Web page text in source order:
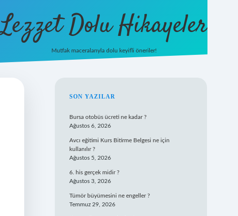
Lezzet Dolu Hikayeler
Mutfak maceralarıyla dolu keyifli öneriler!
SIDEBAR
SON YAZILAR
Bursa otobüs ücreti ne kadar ?
Ağustos 6, 2026
Avcı eğitimi Kurs Bitirme Belgesi ne için
kullanılır ?
Ağustos 5, 2026
6. his gerçek midir ?
Ağustos 3, 2026
Tümör büyümesini ne engeller ?
Temmuz 29, 2026